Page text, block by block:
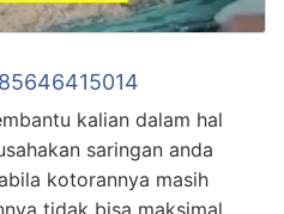
kalian dalam hal
saringan anda
kotorannya masih
tidak bisa maksimal.